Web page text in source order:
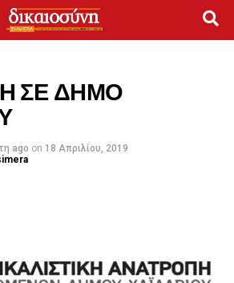
ΣΕ ΔΗΜΟ
ago on 18 Απριλίου, 2019